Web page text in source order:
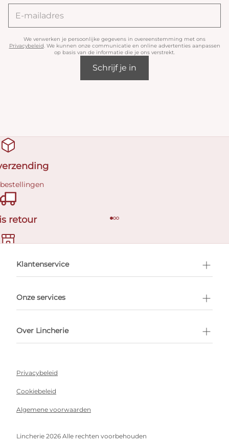
We verwerken je persoonlijke gegevens in overeenstemming met ons
Privacybeleid. We kunnen onze communicatie en online advertenties aanpassen
op basis van de informatie die je ons verstrekt.
Schrijf je in
retour
afspraak
Klantenservice
Onze services
Over Lincherie
Privacybeleid
Cookiebeleid
Algemene voorwaarden
Lincherie 2026 Alle rechten voorbehouden